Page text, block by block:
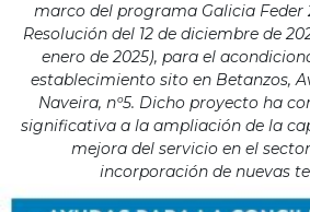
marco del programa Galicia Feder
Resolución del 12 de diciembre de
enero de 2025), para el
establecimiento sito en Betanzos,
Naveira, nº5. Dicho proyecto ha
significativa a la ampliación de la
mejora del servicio en el
incorporación de nuevas